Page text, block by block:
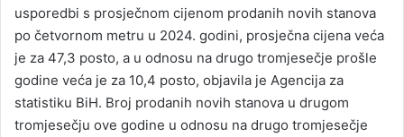
usporedbi s prosječnom cijenom prodanih novih stanova
po četvornom metru u 2024. godini, prosječna cijena veća
je za 47,3 posto, a u odnosu na drugo tromjesečje prošle
godine veća je za 10,4 posto, objavila je Agencija za
statistiku BiH. Broj prodanih novih stanova u drugom
tromjesečju ove godine u odnosu na drugo tromjesečje